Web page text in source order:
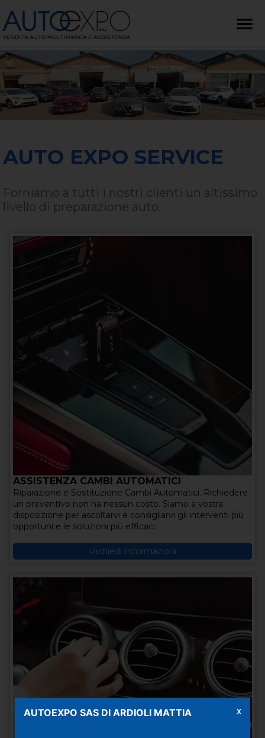
AUTO EXPO SERVICE
Forniamo a tutti i nostri clienti un altissimo
livello di preparazione auto.
ASSISTENZA CAMBI AUTOMATICI
Riparazione e Sostituzione Cambi Automatici. Richiedere
un preventivo non ha nessun costo. Siamo a vostra
disposizione per ascoltarvi e consigliarvi gli interventi più
opportuni e le soluzioni più efficaci.
Richiedi Informazioni
AUTOEXPO SAS DI ARDIOLI MATTIA X